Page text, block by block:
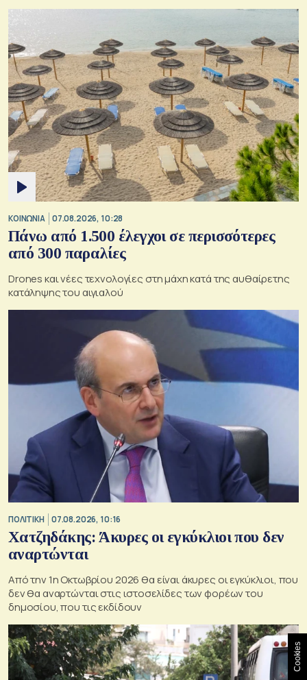
ΚΟΙΝΩΝΙΑ 07.08.2026, 10:28
Πάνω από 1.500 έλεγχοι σε περισσότερες
από 300 παραλίες
Drones και νέες τεχνολογίες στη μάχη κατά της αυθαίρετης
κατάληψης του αιγιαλού
ΠΟΛΙΤΙΚΗ 07.08.2026, 10:16
Χατζηδάκης: Άκυρες οι εγκύκλιοι που δεν
αναρτώνται
Από την 1η Οκτωβρίου 2026 θα είναι άκυρες οι εγκύκλιοι, που
δεν θα αναρτώνται στις ιστοσελίδες των φορέων του
δημοσίου, που τις εκδίδουν
Cookies